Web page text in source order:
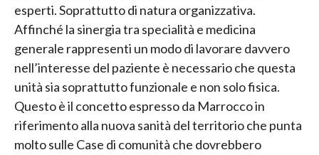
esperti. Soprattutto di natura organizzativa.
Affinché la sinergia tra specialità e medicina
generale rappresenti un modo di lavorare davvero
nell’interesse del paziente è necessario che questa
unità sia soprattutto funzionale e non solo fisica.
Questo è il concetto espresso da Marrocco in
riferimento alla nuova sanità del territorio che punta
molto sulle Case di comunità che dovrebbero